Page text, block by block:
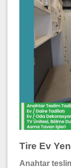
Tire Ev
Anahtar